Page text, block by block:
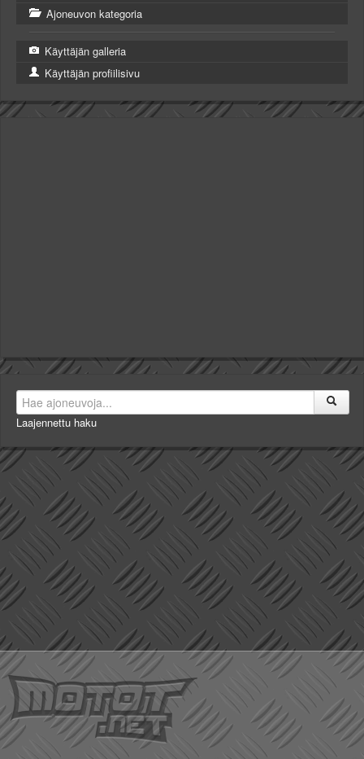
Ajoneuvon kategoria
Käyttäjän galleria
Käyttäjän profiilisivu
Laajennettu haku